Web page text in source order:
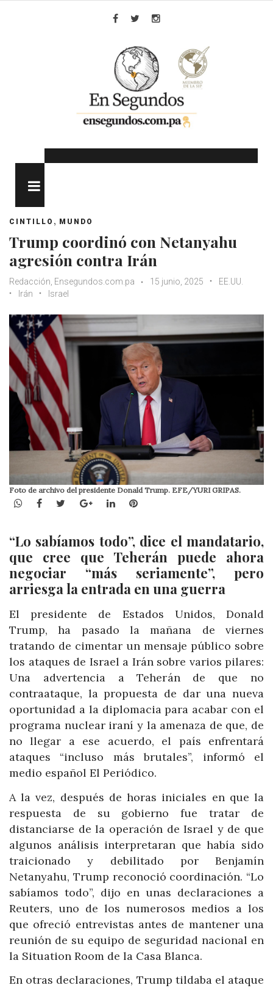
CINTILLO , MUNDO
Trump coordinó con Netanyahu
agresión contra Irán
Redacción, Ensegundos.com.pa 15 junio, 2025
EE.UU.
Irán
Israel
Foto de archivo del presidente Donald Trump. EFE/YURI GRIPAS.
WhatsApp
Facebook
TwitterGoogle+LinkedInPinterest
“Lo sabíamos todo”, dice el mandatario,
que cree que Teherán puede ahora
negociar “más seriamente”, pero
arriesga la entrada en una guerra
El presidente de Estados Unidos, Donald
Trump, ha pasado la mañana de viernes
tratando de cimentar un mensaje público sobre
los ataques de Israel a Irán sobre varios pilares:
Una advertencia a Teherán de que no
contraataque, la propuesta de dar una nueva
oportunidad a la diplomacia para acabar con el
programa nuclear iraní y la amenaza de que, de
no llegar a ese acuerdo, el país enfrentará
ataques “incluso más brutales”, informó el
medio español El Periódico.
A la vez, después de horas iniciales en que la
respuesta de su gobierno fue tratar de
distanciarse de la operación de Israel y de que
algunos análisis interpretaran que había sido
traicionado y debilitado por Benjamín
Netanyahu, Trump reconoció coordinación. “Lo
sabíamos todo”, dijo en unas declaraciones a
Reuters, uno de los numerosos medios a los
que ofreció entrevistas antes de mantener una
reunión de su equipo de seguridad nacional en
la Situation Room de la Casa Blanca.
En otras declaraciones, Trump tildaba el ataque